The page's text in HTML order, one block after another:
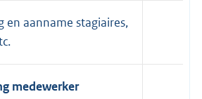
en aanname stagiaires,
medewerker